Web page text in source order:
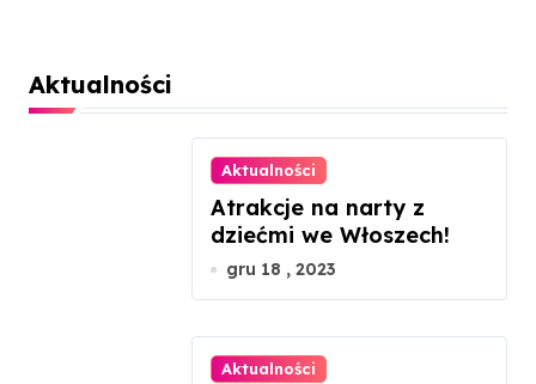
Aktualności
Aktualności
Atrakcje na narty z
dziećmi we Włoszech!
gru 18 , 2023
Aktualności